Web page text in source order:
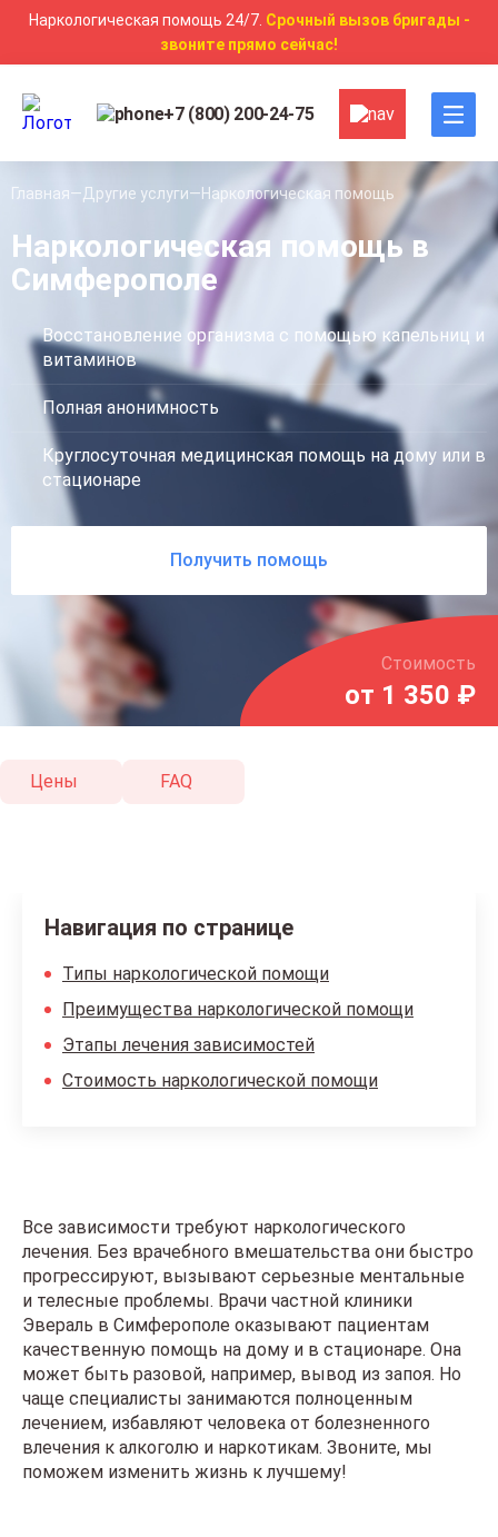
Наркологическая помощь 24/7. Срочный вызов бригады -
звоните прямо сейчас!
+7 (800) 200-24-75
Главная Другие услуги Наркологическая помощь
Наркологическая помощь в
Симферополе
Восстановление организма с помощью капельниц и
витаминов
Полная анонимность
Круглосуточная медицинская помощь на дому или в
стационаре
Получить помощь
Стоимость
от 1 350 ₽
Цены FAQ
Навигация по странице
Типы наркологической помощи
Преимущества наркологической помощи
Этапы лечения зависимостей
Стоимость наркологической помощи
Все зависимости требуют наркологического
лечения. Без врачебного вмешательства они быстро
прогрессируют, вызывают серьезные ментальные
и телесные проблемы. Врачи частной клиники
Эвераль в Симферополе оказывают пациентам
качественную помощь на дому и в стационаре. Она
может быть разовой, например, вывод из запоя. Но
чаще специалисты занимаются полноценным
лечением, избавляют человека от болезненного
влечения к алкоголю и наркотикам. Звоните, мы
поможем изменить жизнь к лучшему!